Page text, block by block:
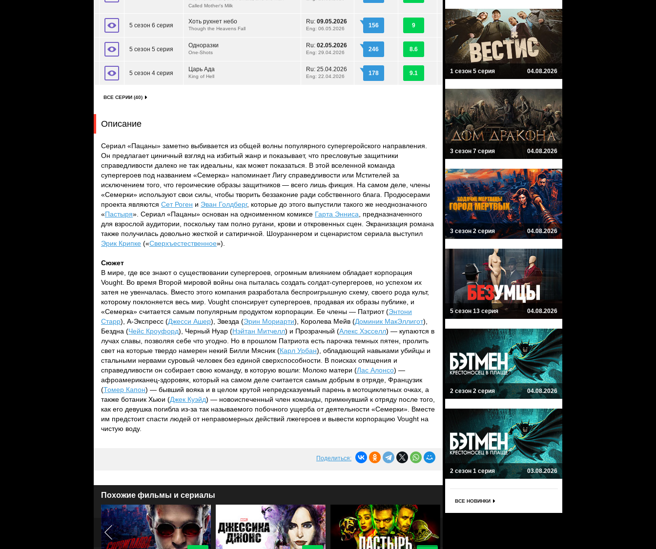
Called Mother's Milk
5 сезон 6 серия
Хоть рухнет небо
Though the Heavens Fall
Ru: 09.05.2026
Eng: 06.05.2026 156 9
5 сезон 5 серия
Одноразки
One-Shots
Ru: 02.05.2026
Eng: 29.04.2026 246 8.6
5 сезон 4 серия
Царь Ада
King of Hell
Ru: 25.04.2026
Eng: 22.04.2026 178 9.1
ВСЕ СЕРИИ (40)
Описание
Сериал «Пацаны» заметно выбивается из общей волны популярного супергеройского направления.
Он предлагает циничный взгляд на избитый жанр и показывает, что пресловутые защитники
справедливости далеко не так идеальны, как может показаться. В этой вселенной команда
супергероев под названием «Семерка» напоминает Лигу справедливости или Мстителей за
исключением того, что героические образы защитников — всего лишь фикция. На самом деле, члены
«Семерки» используют свои силы, чтобы творить беззаконие ради собственного блага. Продюсерами
проекта являются Сет Роген и Эван Голдберг, которые до этого выпустили такого же неоднозначного
«Пастыря». Сериал «Пацаны» основан на одноименном комиксе Гарта Энниса , предназначенного
для взрослой аудитории, поскольку там полно ругани, крови и откровенных сцен. Экранизация романа
также получилась довольно жесткой и сатиричной. Шоураннером и сценаристом сериала выступил
Эрик Крипке («Сверхъестественное»).
Сюжет
В мире, где все знают о существовании супергероев, огромным влиянием обладает корпорация
Vought. Во время Второй мировой войны она пыталась создать солдат-супергероев, но успехом их
затея не увенчалась. Вместо этого компания разработала беспроигрышную схему, своего рода культ,
которому поклоняется весь мир. Vought спонсирует супергероев, продавая их образы публике, и
«Семерка» считается самым популярным продуктом корпорации. Ее члены — Патриот (Энтони
Старр), А-Экспресс (Джесси Ашер), Звезда (Эрин Мориарти), Королева Мейв (Доминик МакЭллигот),
Бездна (Чейс Кроуфорд), Черный Нуар (Нэйтан Митчелл) и Прозрачный (Алекс Хэсселл) — купаются в
лучах славы, позволяя себе что угодно. Но в прошлом Патриота есть парочка темных пятен, пролить
свет на которые твердо намерен некий Билли Мясник (Карл Урбан), обладающий навыками убийцы и
стальными нервами суровый человек без единой сверхспособности. В поисках отмщения и
справедливости он собирает свою команду, в которую вошли: Молоко матери (Лас Алонсо) —
афроамериканец-здоровяк, который на самом деле считается самым добрым в отряде, Французик
(Томер Капон) — бывший вояка и в целом крутой непредсказуемый парень в мотоциклетных очках, а
также ботаник Хьюи (Джек Куэйд) — новоиспеченный член команды, примкнувший к отряду после того,
как его девушка погибла из-за так называемого побочного ущерба от деятельности «Семерки». Вместе
им предстоит спасти людей от неправомерных действий лжегероев и вывести корпорацию Vought на
чистую воду.
Поделиться:
Похожие фильмы и сериалы
1 сезон 5 серия 04.08.2026
3 сезон 7 серия 04.08.2026
3 сезон 2 серия 04.08.2026
5 сезон 13 серия 04.08.2026
2 сезон 2 серия 04.08.2026
2 сезон 1 серия 03.08.2026
ВСЕ НОВИНКИ